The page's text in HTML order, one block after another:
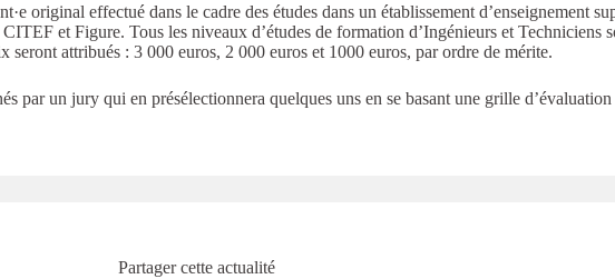
original effectué dans le cadre des études dans un établissement d’enseignement
et Figure. Tous les niveaux d’études de formation d’Ingénieurs et Techniciens
attribués : 3 000 euros, 2 000 euros et 1000 euros, par ordre de mérite.
par un jury qui en présélectionnera quelques uns en se basant une grille
Partager cette actualité